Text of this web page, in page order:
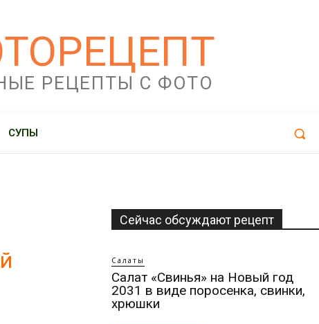
РЕЦЕПТЫ С ФОТО
СУПЫ
Сейчас обсуждают рецепт
Салаты
Салат «Свинья» на Новый год
2031 в виде поросенка, свинки,
хрюшки